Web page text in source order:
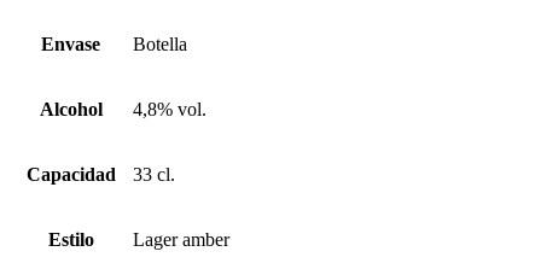
Envase Botella
Alcohol 4,8% vol.
Capacidad 33 cl.
Estilo Lager amber